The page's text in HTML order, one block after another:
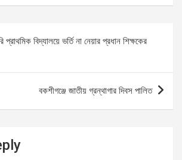
at
s
A
p
se
n
g
er
ar
বিদ্যালয়ে ভর্তি না নেয়ার প্রধান শিক্ষকের
বকশীগঞ্জে জাতীয় গ্রন্থাগার দিবস পালিত